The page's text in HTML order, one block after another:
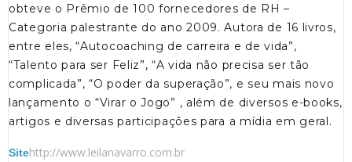
obteve o Prêmio de 100 fornecedores de RH –
Categoria palestrante do ano 2009. Autora de 16 livros,
entre eles, “Autocoaching de carreira e de vida”,
“Talento para ser Feliz”, “A vida não precisa ser tão
complicada”, “O poder da superação”, e seu mais novo
lançamento o “Virar o Jogo” , além de diversos e-books,
artigos e diversas participações para a mídia em geral.
Sitehttp://www.leilanavarro.com.br